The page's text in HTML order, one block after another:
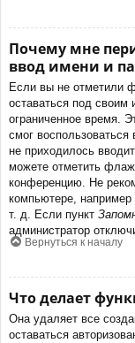
Почему мне
ввод имени и
Если вы не отметили
оставаться под своим
ограниченное время.
смог
не приходилось
можете отметить
конференцию. Не
компьютере, например
т. д. Если пункт
администратор
Вернуться к началу
Что делает
Она удаляет все
оставаться